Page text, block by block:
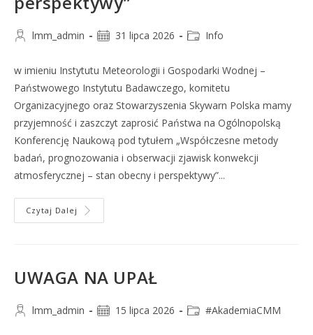
lmm_admin 31 lipca 2026 Info
w imieniu Instytutu Meteorologii i Gospodarki Wodnej –
Państwowego Instytutu Badawczego, komitetu
Organizacyjnego oraz Stowarzyszenia Skywarn Polska mamy
przyjemność i zaszczyt zaprosić Państwa na Ogólnopolską
Konferencję Naukową pod tytułem „Współczesne metody
badań, prognozowania i obserwacji zjawisk konwekcji
atmosferycznej – stan obecny i perspektywy”...
Czytaj Dalej
UWAGA NA UPAŁ
lmm_admin 15 lipca 2026 #AkademiaCMM